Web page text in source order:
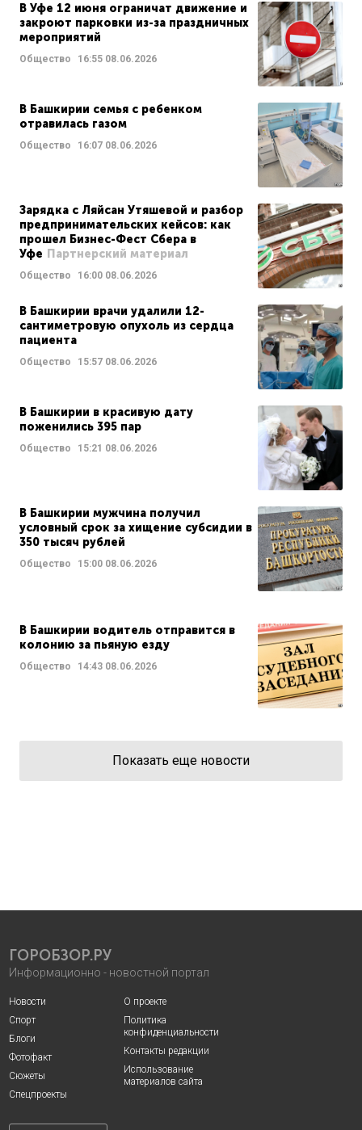
В Уфе 12 июня ограничат движение и
закроют парковки из-за праздничных
мероприятий
Общество 16:55 08.06.2026
В Башкирии семья с ребенком
отравилась газом
Общество 16:07 08.06.2026
Зарядка с Ляйсан Утяшевой и разбор
предпринимательских кейсов: как
прошел Бизнес-Фест Сбера в
Уфе Партнерский материал
Общество 16:00 08.06.2026
В Башкирии врачи удалили 12-
сантиметровую опухоль из сердца
пациента
Общество 15:57 08.06.2026
В Башкирии в красивую дату
поженились 395 пар
Общество 15:21 08.06.2026
В Башкирии мужчина получил
условный срок за хищение субсидии в
350 тысяч рублей
Общество 15:00 08.06.2026
В Башкирии водитель отправится в
колонию за пьяную езду
Общество 14:43 08.06.2026
Показать еще новости
ГОРОБЗОР.РУ
Информационно - новостной портал
Новости
Спорт
Блоги
Фотофакт
Сюжеты
Спецпроекты
О проекте
Политика
конфиденциальности
Контакты редакции
Использование
материалов сайта